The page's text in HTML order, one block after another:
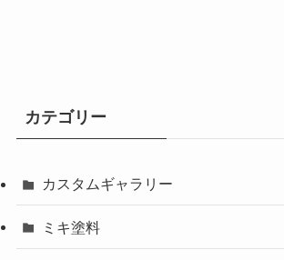
カテゴリー
カスタムギャラリー
ミキ塗料